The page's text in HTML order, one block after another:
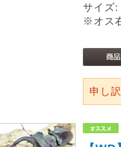
サイ
※オス
申し